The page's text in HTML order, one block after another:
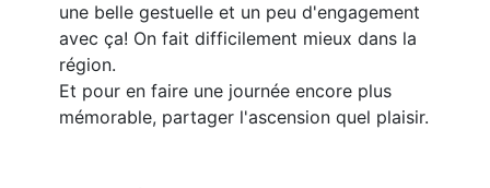
une belle gestuelle et un peu d'engagement
avec ça! On fait difficilement mieux dans la
région.
Et pour en faire une journée encore plus
mémorable, partager l'ascension quel plaisir.